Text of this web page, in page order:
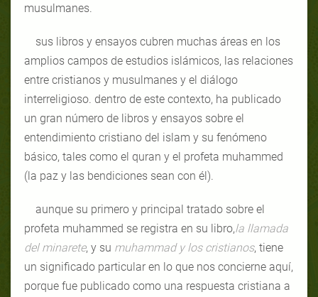
musulmanes.
sus libros y ensayos cubren muchas áreas en los
amplios campos de estudios islámicos, las relaciones
entre cristianos y musulmanes y el diálogo
interreligioso. dentro de este contexto, ha publicado
un gran número de libros y ensayos sobre el
entendimiento cristiano del islam y su fenómeno
básico, tales como el quran y el profeta muhammed
(la paz y las bendiciones sean con él).
aunque su primero y principal tratado sobre el
profeta muhammed se registra en su libro,la llamada
del minarete, y su muhammad y los cristianos, tiene
un significado particular en lo que nos concierne aquí,
porque fue publicado como una respuesta cristiana a